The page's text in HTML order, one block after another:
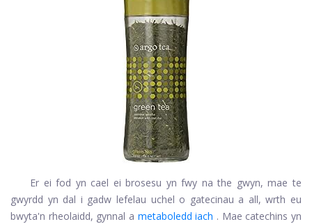
Er ei fod yn cael ei brosesu yn fwy na the gwyn, mae te
gwyrdd yn dal i gadw lefelau uchel o gatecinau a all, wrth eu
bwyta'n rheolaidd, gynnal a metaboledd iach . Mae catechins yn